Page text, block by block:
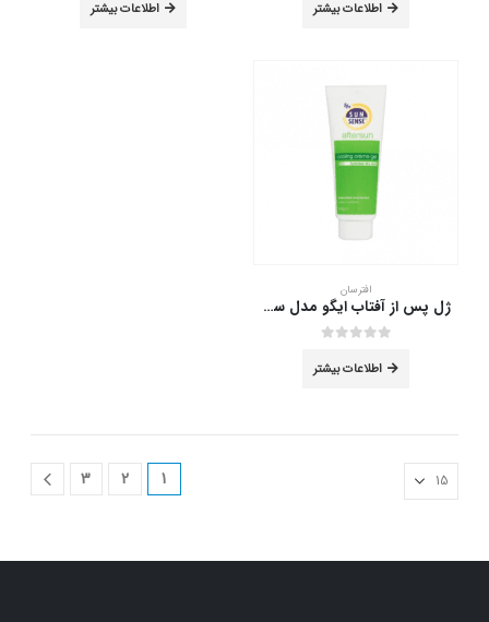
اطلاعات بیشتر اطلاعات بیشتر
افترسان
ژل پس از آفتاب ایگو مدل سان سنس حجم 200 میلی لیتر
اطلاعات بیشتر
1
2
3